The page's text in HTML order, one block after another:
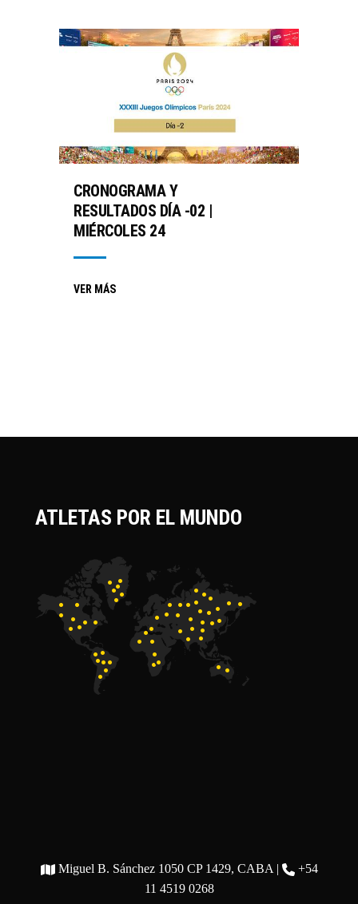
CRONOGRAMA Y
RESULTADOS DÍA -02 |
MIÉRCOLES 24
VER MÁS
ATLETAS POR EL MUNDO
Miguel B. Sánchez 1050 CP 1429, CABA |
+54
11 4519 0268